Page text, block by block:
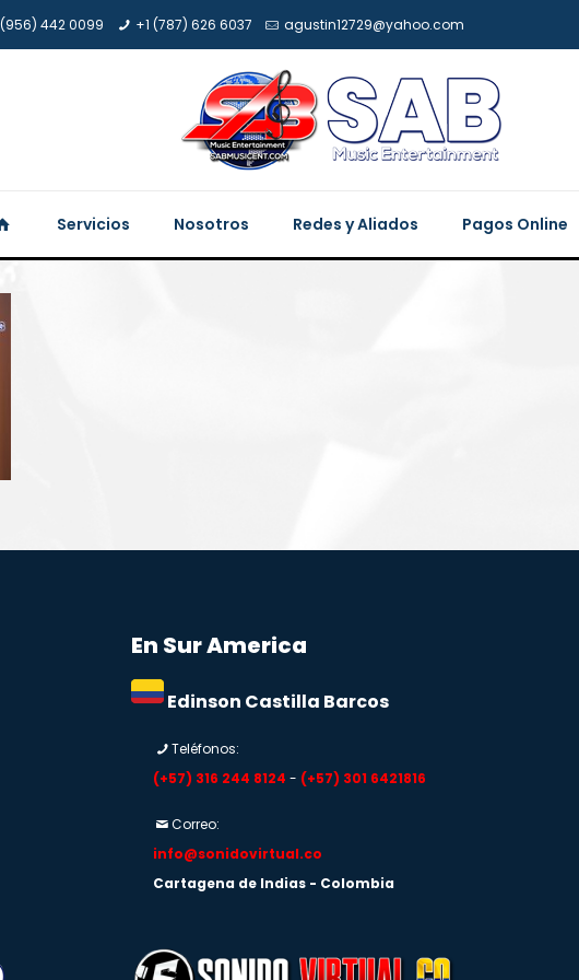
(956) 442 0099 +1 (787) 626 6037 agustin12729@yahoo.com
Servicios Nosotros Redes y Aliados Pagos Online
En Sur America
Edinson Castilla Barcos
Teléfonos:
(+57) 316 244 8124 - (+57) 301 6421816
Correo:
info@sonidovirtual.co
Cartagena de Indias - Colombia